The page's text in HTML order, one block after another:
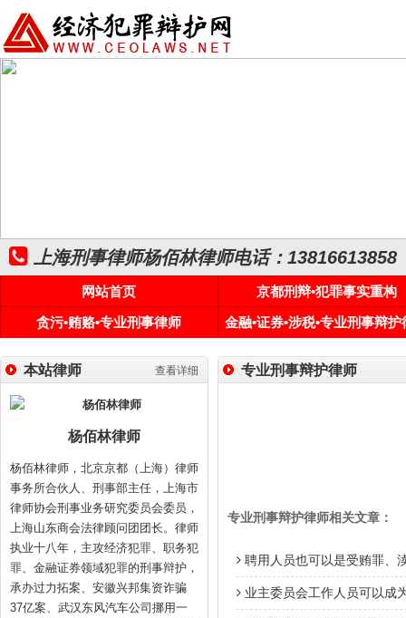
上海刑事律师杨佰林律师电话：13816613858
网站首页
京都刑辩•犯罪事实重构
贪污•贿赂•专业刑事律师
金融•证券•涉税•专业刑事辩护
查看详细
本站律师
杨佰林律师
杨佰林律师，北京京都（上海）律师
事务所合伙人、刑事部主任，上海市
律师协会刑事业务研究委员会委员，
上海山东商会法律顾问团团长。律师
执业十八年，主攻经济犯罪、职务犯
罪、金融证券领域犯罪的刑事辩护，
承办过力拓案、安徽兴邦集资诈骗
37亿案、武汉东风汽车公司挪用一
专业刑事辩护律师
专业刑事辩护律师相关文章：
聘用人员也可以是受贿罪、
业主委员会工作人员可以成